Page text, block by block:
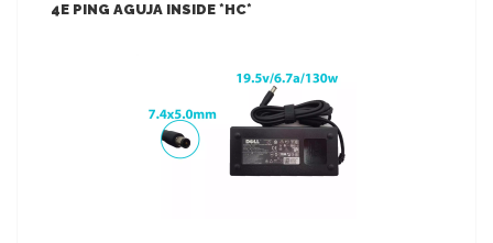
4E PING AGUJA INSIDE *HC*
AGREGAR AL CARRITO